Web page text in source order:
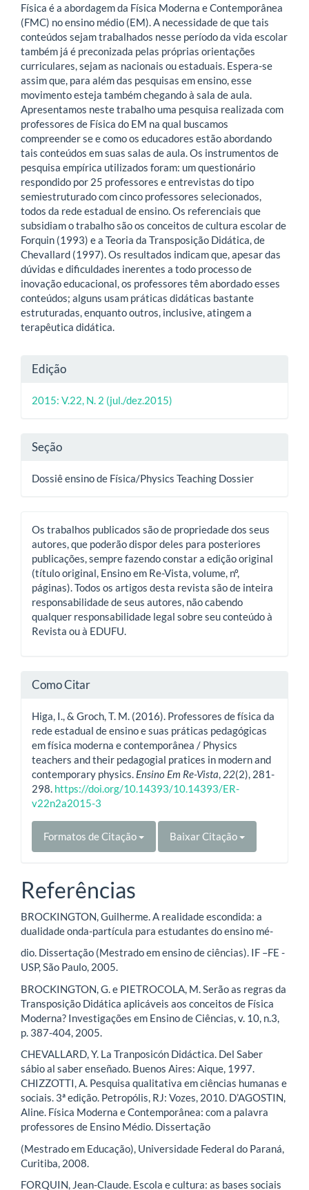
Física é a abordagem da Física Moderna e Contemporânea
(FMC) no ensino médio (EM). A necessidade de que tais
conteúdos sejam trabalhados nesse período da vida escolar
também já é preconizada pelas próprias orientações
curriculares, sejam as nacionais ou estaduais. Espera-se
assim que, para além das pesquisas em ensino, esse
movimento esteja também chegando à sala de aula.
Apresentamos neste trabalho uma pesquisa realizada com
professores de Física do EM na qual buscamos
compreender se e como os educadores estão abordando
tais conteúdos em suas salas de aula. Os instrumentos de
pesquisa empírica utilizados foram: um questionário
respondido por 25 professores e entrevistas do tipo
semiestruturado com cinco professores selecionados,
todos da rede estadual de ensino. Os referenciais que
subsidiam o trabalho são os conceitos de cultura escolar de
Forquin (1993) e a Teoria da Transposição Didática, de
Chevallard (1997). Os resultados indicam que, apesar das
dúvidas e dificuldades inerentes a todo processo de
inovação educacional, os professores têm abordado esses
conteúdos; alguns usam práticas didáticas bastante
estruturadas, enquanto outros, inclusive, atingem a
terapêutica didática.
Detalhes
do
Edição
2015: V.22, N. 2 (jul./dez.2015)
Seção
Dossiê ensino de Física/Physics Teaching Dossier
Os trabalhos publicados são de propriedade dos seus
autores, que poderão dispor deles para posteriores
publicações, sempre fazendo constar a edição original
(título original, Ensino em Re-Vista, volume, nº,
páginas). Todos os artigos desta revista são de inteira
responsabilidade de seus autores, não cabendo
qualquer responsabilidade legal sobre seu conteúdo à
Revista ou à EDUFU.
Como Citar
Higa, I., & Groch, T. M. (2016). Professores de física da
rede estadual de ensino e suas práticas pedagógicas
em física moderna e contemporânea / Physics
teachers and their pedagogial pratices in modern and
contemporary physics. Ensino Em Re-Vista, 22(2), 281-
298. https://doi.org/10.14393/10.14393/ER-
v22n2a2015-3
Formatos de Citação Baixar Citação
Referências
BROCKINGTON, Guilherme. A realidade escondida: a
dualidade onda-partícula para estudantes do ensino mé-
dio. Dissertação (Mestrado em ensino de ciências). IF –FE -
USP, São Paulo, 2005.
BROCKINGTON, G. e PIETROCOLA, M. Serão as regras da
Transposição Didática aplicáveis aos conceitos de Física
Moderna? Investigações em Ensino de Ciências, v. 10, n.3,
p. 387-404, 2005.
CHEVALLARD, Y. La Tranposicón Didáctica. Del Saber
sábio al saber enseñado. Buenos Aires: Aique, 1997.
CHIZZOTTI, A. Pesquisa qualitativa em ciências humanas e
sociais. 3ª edição. Petropólis, RJ: Vozes, 2010. D’AGOSTIN,
Aline. Física Moderna e Contemporânea: com a palavra
professores de Ensino Médio. Dissertação
(Mestrado em Educação), Universidade Federal do Paraná,
Curitiba, 2008.
FORQUIN, Jean-Claude. Escola e cultura: as bases sociais